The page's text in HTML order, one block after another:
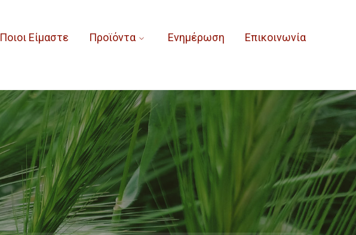
Ποιοι Είμαστε Προϊόντα Ενημέρωση Επικοινωνία